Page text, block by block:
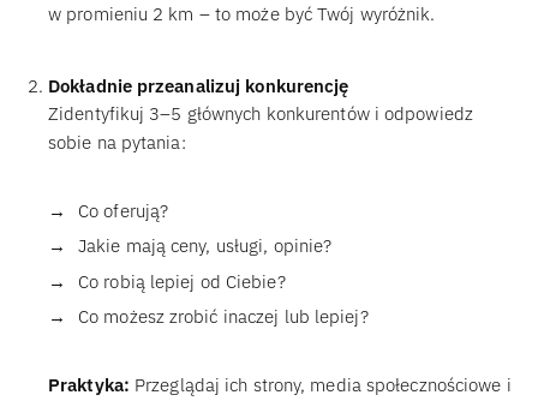
w promieniu 2 km – to może być Twój wyróżnik.
Dokładnie przeanalizuj konkurencję
Zidentyfikuj 3–5 głównych konkurentów i odpowiedz
sobie na pytania:
Co oferują?
Jakie mają ceny, usługi, opinie?
Co robią lepiej od Ciebie?
Co możesz zrobić inaczej lub lepiej?
Praktyka: Przeglądaj ich strony, media społecznościowe i